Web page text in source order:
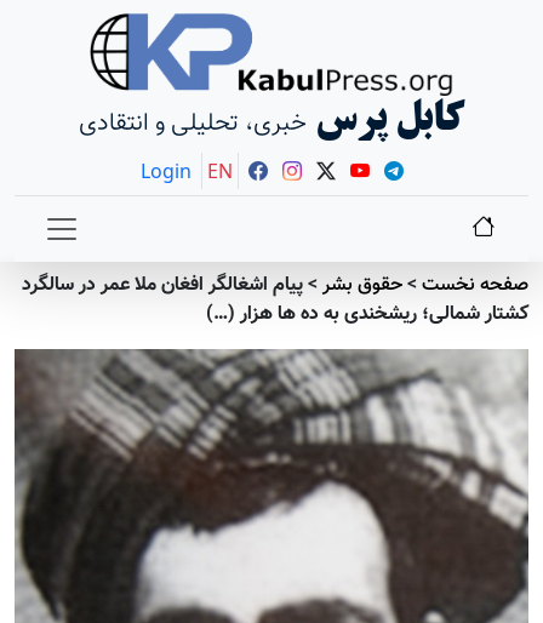
کابل پرس خبری، تحلیلی و انتقادی
Login EN
صفحه نخست>حقوق بشر>پیام اشغالگر افغان ملا عمر در سالگرد
کشتار شمالی؛ ریشخندی به ده ها هزار (…)